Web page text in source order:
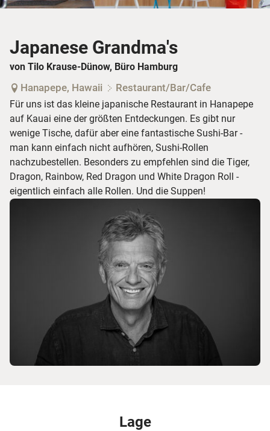
Japanese Grandma's
von Tilo Krause-Dünow, Büro Hamburg
Hanapepe, Hawaii Restaurant/Bar/Cafe
Für uns ist das kleine japanische Restaurant in Hanapepe
auf Kauai eine der größten Entdeckungen. Es gibt nur
wenige Tische, dafür aber eine fantastische Sushi-Bar -
man kann einfach nicht aufhören, Sushi-Rollen
nachzubestellen. Besonders zu empfehlen sind die Tiger,
Dragon, Rainbow, Red Dragon und White Dragon Roll -
eigentlich einfach alle Rollen. Und die Suppen!
Lage